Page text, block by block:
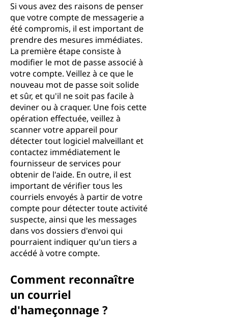
Si vous avez des raisons de penser
que votre compte de messagerie a
été compromis, il est important de
prendre des mesures immédiates.
La première étape consiste à
modifier le mot de passe associé à
votre compte. Veillez à ce que le
nouveau mot de passe soit solide
et sûr, et qu'il ne soit pas facile à
deviner ou à craquer. Une fois cette
opération effectuée, veillez à
scanner votre appareil pour
détecter tout logiciel malveillant et
contactez immédiatement le
fournisseur de services pour
obtenir de l'aide. En outre, il est
important de vérifier tous les
courriels envoyés à partir de votre
compte pour détecter toute activité
suspecte, ainsi que les messages
dans vos dossiers d'envoi qui
pourraient indiquer qu'un tiers a
accédé à votre compte.
Comment reconnaître
un courriel
d'hameçonnage ?